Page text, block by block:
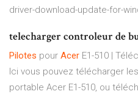
driver-download-update-for-
telecharger controleur de
Pilotes pour Acer E1-510 |
Ici vous pouvez télécharger
portable Acer E1-510, ou